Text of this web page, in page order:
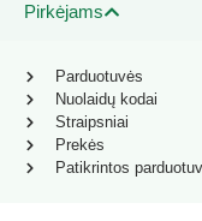
Pirkėjams
Parduotuvės
Nuolaidų kodai
Straipsniai
Prekės
Patikrintos